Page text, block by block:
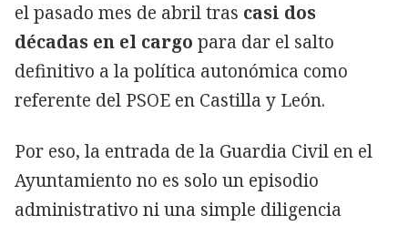
el pasado mes de abril tras casi dos
décadas en el cargo para dar el salto
definitivo a la política autonómica como
referente del PSOE en Castilla y León.
Por eso, la entrada de la Guardia Civil en el
Ayuntamiento no es solo un episodio
administrativo ni una simple diligencia